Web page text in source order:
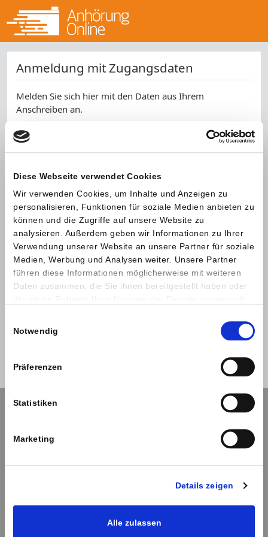
Diese Webseite verwendet Cookies
Wir verwenden Cookies, um Inhalte und Anzeigen zu
personalisieren, Funktionen für soziale Medien anbieten zu
können und die Zugriffe auf unsere Website zu
analysieren. Außerdem geben wir Informationen zu Ihrer
Verwendung unserer Website an unsere Partner für soziale
Medien, Werbung und Analysen weiter. Unsere Partner
führen diese Informationen möglicherweise mit weiteren
Daten zusammen, die Sie ihnen bereitgestellt haben oder
Notwendig
Präferenzen
Statistiken
Marketing
Details zeigen
Alle zulassen
Anmeldung mit Zugangsdaten
Melden Sie sich hier mit den Daten aus Ihrem
Anschreiben an.
Aktenzeichen *
SPAM-Schutz *
Hilfe Anmelden
Abbrechen